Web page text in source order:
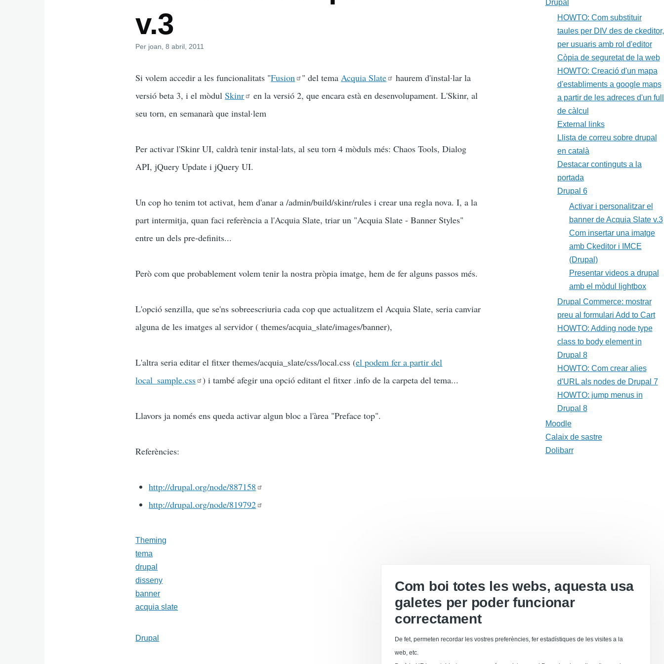
v.3
Per joan , 8 abril, 2011
Si volem accedir a les funcionalitats "Fusion " del temaAcquia Slate
haurem d'instal·lar la
versió beta 3, i el mòdulSkinr
en la versió 2, que encara està en desenvolupament. L'Skinr, al
seu torn, en semanarà que instal·lem
Per activar l'Skinr UI, caldrà tenir instal·lats, al seu torn 4 mòduls més: Chaos Tools, Dialog
API, jQuery Update i jQuery UI.
Un cop ho tenim tot activat, hem d'anar a /admin/build/skinr/rules i crear una regla nova. I, a la
part intermitja, quan faci referència a l'Acquia Slate, triar un "Acquia Slate - Banner Styles"
entre un dels pre-definits...
Però com que probablement volem tenir la nostra pròpia imatge, hem de fer alguns passos més.
L'opció senzilla, que se'ns sobreescriuria cada cop que actualitzem el Acquia Slate, seria canviar
alguna de les imatges al servidor ( themes/acquia_slate/images/banner),
L'altra seria editar el fitxer themes/acquia_slate/css/local.css (el podem fer a partir del
local_sample.css ) i també afegir una opció editant el fitxer .info de la carpeta del tema...
Llavors ja només ens queda activar algun bloc a l'àrea "Preface top".
Referències:
http://drupal.org/node/887158
http://drupal.org/node/819792
Theming
tema
drupal
disseny
banner
acquia slate
Drupal
Drupal
HOWTO: Com substituir
taules per DIV des de ckeditor,
per usuaris amb rol d'editor
Còpia de seguretat de la web
HOWTO: Creació d'un mapa
d'establiments a google maps
a partir de les adreces d'un full
de càlcul
External links
Llista de correu sobre drupal
en català
Destacar continguts a la
portada
Drupal 6
Activar i personalitzar el
banner de Acquia Slate v.3
Com insertar una imatge
amb Ckeditor i IMCE
(Drupal)
Presentar videos a drupal
amb el mòdul lightbox
Drupal Commerce: mostrar
preu al formulari Add to Cart
HOWTO: Adding node type
class to body element in
Drupal 8
HOWTO: Com crear alies
d'URL als nodes de Drupal 7
HOWTO: jump menus in
Drupal 8
Moodle
Calaix de sastre
Dolibarr
Com boi totes les webs, aquesta usa
galetes per poder funcionar
correctament
De fet, permeten recordar les vostres preferències, fer estadístiques de les visites a la
web, etc.